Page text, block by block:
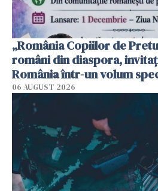
„România Copiilor de
români din diaspora,
România într-un volum
06 AUGUST 2026